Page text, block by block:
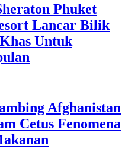
Phuket
Lancar Bilik
Untuk
Afghanistan
Cetus Fenomena